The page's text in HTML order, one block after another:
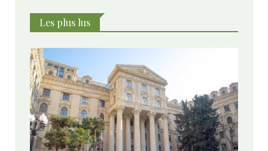
Les plus lus